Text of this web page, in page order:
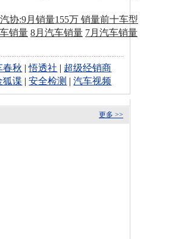
协:9月销量155万 销量前十车型
销量 8月汽车销量 7月汽车销量
春秋 |悟透社 | 超级经销商
狐谍 |安全检测 |汽车视频
更多 >>